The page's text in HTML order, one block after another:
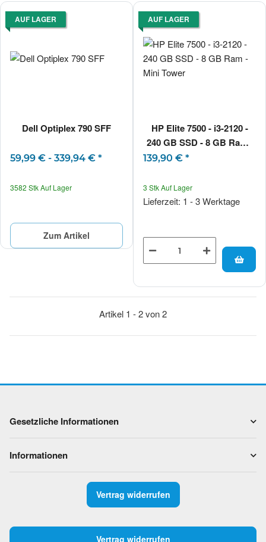
AUF LAGER
Dell Optiplex 790 SFF
59,99 € - 339,94 € *
3582 Stk Auf Lager
Zum Artikel
AUF LAGER
HP Elite 7500 - i3-2120 -
240 GB SSD - 8 GB Ram -
Mini Tower
139,90 € *
3 Stk Auf Lager
Lieferzeit: 1 - 3 Werktage
Artikel 1 - 2 von 2
Gesetzliche Informationen
Informationen
Vertrag widerrufen
Vertrag widerrufen